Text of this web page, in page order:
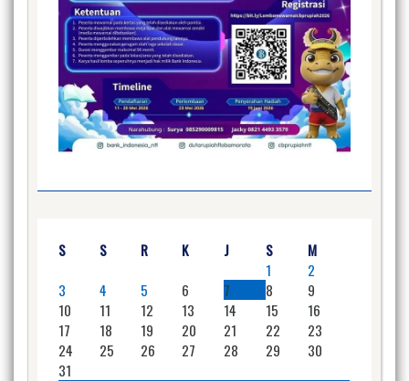
S S R K J S
M
1
2
3
4 5 6 7 8
9
10
11 12 13 14 15
16
17
18 19 20 21 22
23
24
25 26 27 28 29
30
31